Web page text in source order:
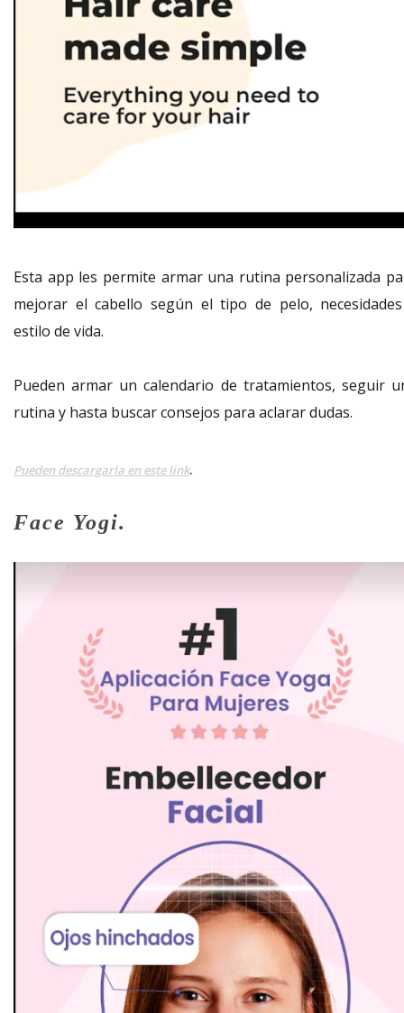
Esta app les permite armar una rutina personalizada
mejorar el cabello según el tipo de pelo,
estilo de vida.
Pueden armar un calendario de tratamientos, seguir
rutina y hasta buscar consejos para aclarar dudas.
Pueden descargarla en este link.
Face Yogi.